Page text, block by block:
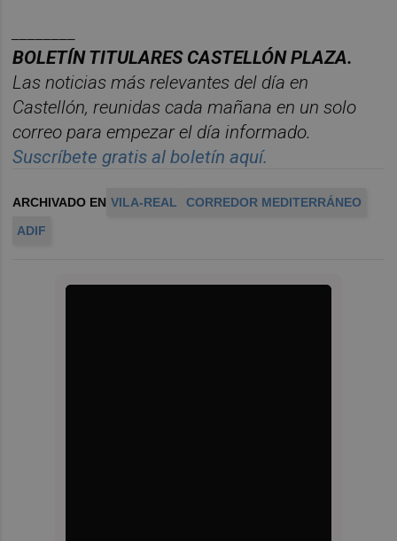
BOLETÍN TITULARES CASTELLÓN PLAZA.
Las noticias más relevantes del día en
Castellón, reunidas cada mañana en un solo
correo para empezar el día informado.
Suscríbete gratis al boletín aquí.
ARCHIVADO EN VILA-REAL
CORREDOR MEDITERRÁNEO
ADIF